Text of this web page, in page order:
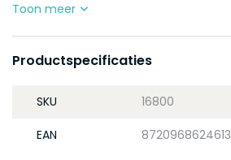
Toon meer
Productspecificaties
SKU 16800
EAN 8720968624613